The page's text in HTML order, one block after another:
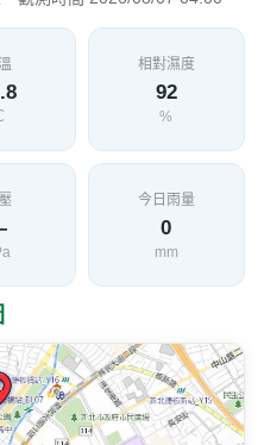
相對濕度
92
%
今日雨量
0
mm